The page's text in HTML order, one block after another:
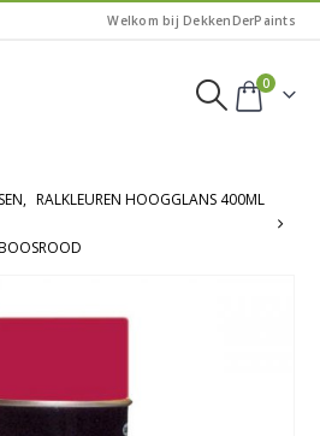
Welkom bij DekkenDerPaints
0
, RALKLEUREN HOOGGLANS 400ML